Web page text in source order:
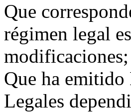
Que
régimen legal
modificaciones;
Que ha
Legales